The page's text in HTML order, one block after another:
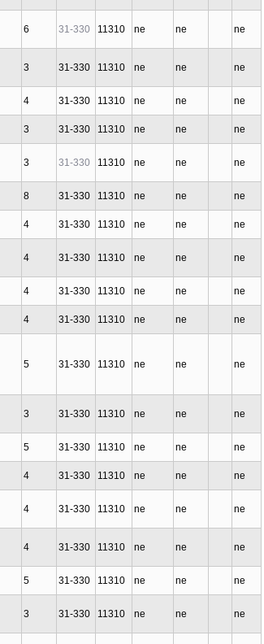
6 31-330 11310 ne ne ne
3 31-330 11310 ne ne ne
4 31-330 11310 ne ne ne
3 31-330 11310 ne ne ne
3 31-330 11310 ne ne ne
8 31-330 11310 ne ne ne
4 31-330 11310 ne ne ne
4 31-330 11310 ne ne ne
4 31-330 11310 ne ne ne
4 31-330 11310 ne ne ne
5 31-330 11310 ne ne ne
3 31-330 11310 ne ne ne
5 31-330 11310 ne ne ne
4 31-330 11310 ne ne ne
4 31-330 11310 ne ne ne
4 31-330 11310 ne ne ne
5 31-330 11310 ne ne ne
3 31-330 11310 ne ne ne